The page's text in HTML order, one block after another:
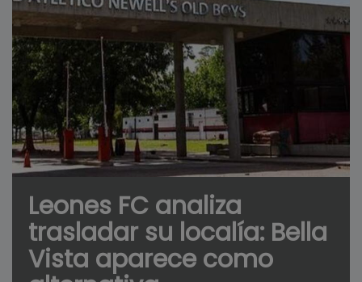
Leones FC analiza
trasladar su localía: Bella
Vista aparece como